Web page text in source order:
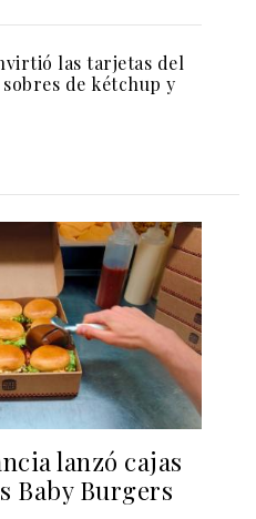
las tarjetas del
de kétchup y
lanzó cajas
Baby Burgers